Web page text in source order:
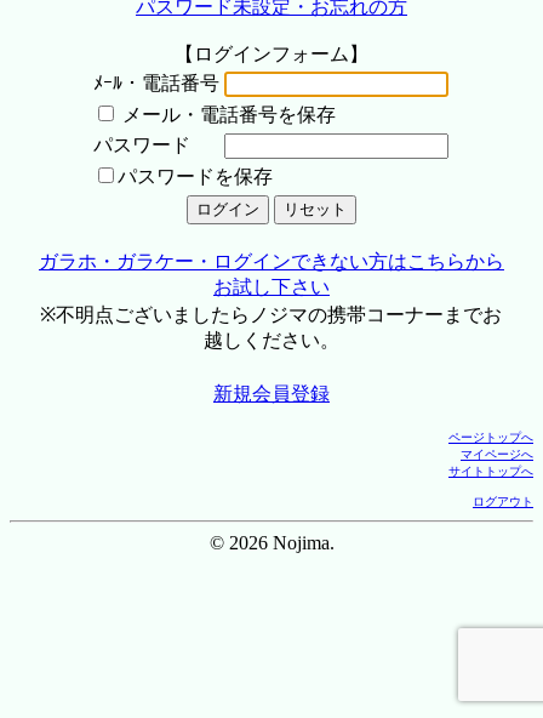
パスワード未設定・お忘れの方
【ログインフォーム】
ﾒｰﾙ・電話番号
メール・電話番号を保存
パスワード
パスワードを保存
ガラホ・ガラケー・ログインできない方はこちらから
お試し下さい
※不明点ございましたらノジマの携帯コーナーまでお
越しください。
新規会員登録
ページトップへ
マイページへ
サイトトップへ
ログアウト
© 2026 Nojima.